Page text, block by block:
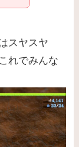
スヤスヤ
れでみんな